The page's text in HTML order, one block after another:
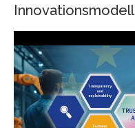
Innovationsmodell